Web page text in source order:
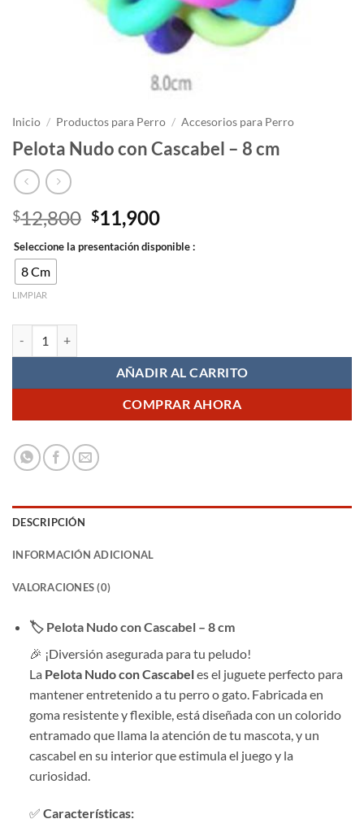
Inicio / Productos para Perro / Accesorios para Perro
Pelota Nudo con Cascabel – 8 cm
$12,800 El
precio
original
$11,900El
actual
Seleccione la presentación disponible :
8 Cm
LIMPIAR
AÑADIR AL CARRITO
COMPRAR AHORA
DESCRIPCIÓN
INFORMACIÓN ADICIONAL
VALORACIONES (0)
🏷️ Pelota Nudo con Cascabel – 8 cm
🎉 ¡Diversión asegurada para tu peludo!
La Pelota Nudo con Cascabeles el juguete perfecto para
mantener entretenido a tu perro o gato. Fabricada en
goma resistente y flexible, está diseñada con un colorido
entramado que llama la atención de tu mascota, y un
cascabel en su interior que estimula el juego y la
curiosidad.
✅ Características: